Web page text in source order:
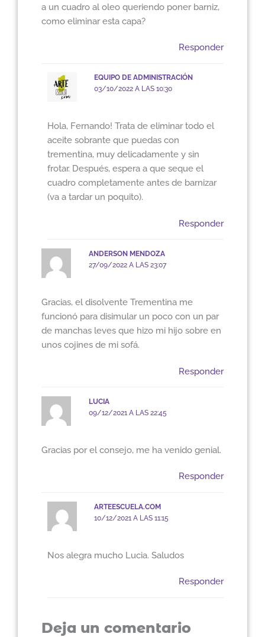
a un cuadro al oleo queriendo poner barniz,
como eliminar esta capa?
Responder
EQUIPO DE ADMINISTRACIÓN
03/10/2022 A LAS 10:30
Hola, Fernando! Trata de eliminar todo el
aceite sobrante que puedas con
trementina, muy delicadamente y sin
frotar. Después, espera a que seque el
cuadro completamente antes de barnizar
(va a tardar un poquito).
Responder
ANDERSON MENDOZA
27/09/2022 A LAS 23:07
Gracias, el disolvente Trementina me
funcionó para disimular un poco con un par
de manchas leves que hizo mi hijo sobre en
unos cojines de mi sofá.
Responder
LUCIA
09/12/2021 A LAS 22:45
Gracias por el consejo, me ha venido genial.
Responder
ARTEESCUELA.COM
10/12/2021 A LAS 11:15
Nos alegra mucho Lucia. Saludos
Responder
Deja un comentario